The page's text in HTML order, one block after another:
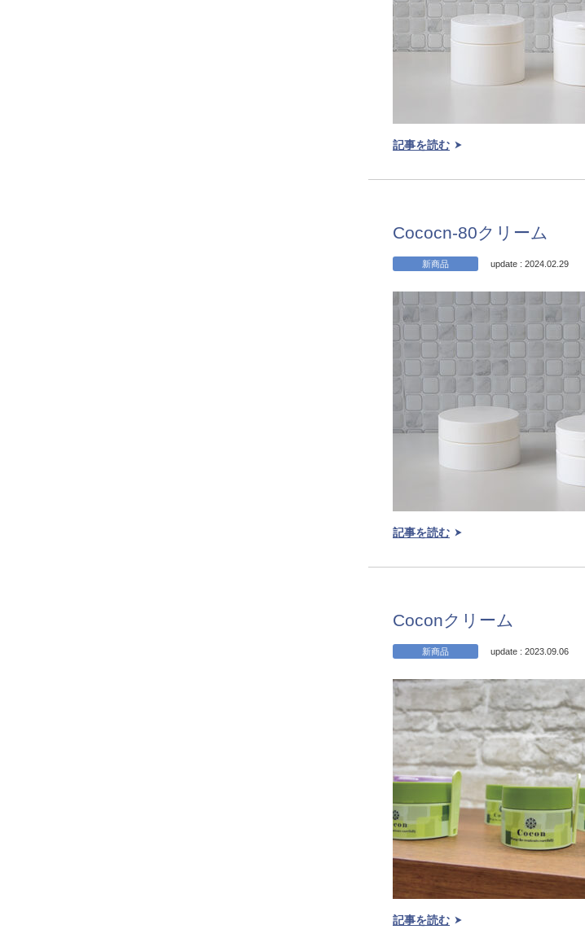
記事を読む
Cococn-80クリーム
新商品 update : 2024.02.29
記事を読む
Coconクリーム
新商品 update : 2023.09.06
記事を読む